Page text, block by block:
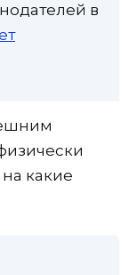
в
какие